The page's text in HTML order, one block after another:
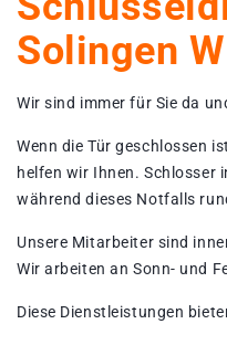
Solingen
Wir sind immer für Sie da
Wenn die Tür geschlossen
helfen wir Ihnen. Schlosser
während dieses Notfalls
Unsere Mitarbeiter sind
Wir arbeiten an Sonn- und
Diese Dienstleistungen